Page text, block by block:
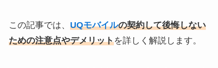
この記事では、 UQモバイルの契約して後悔しない
ための注意点やデメリットを詳しく解説します。